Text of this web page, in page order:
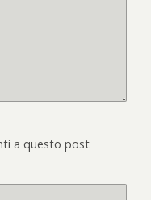
a questo post